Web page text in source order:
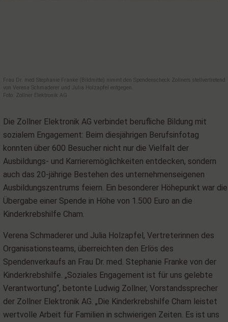
Frau Dr. med Stephanie Franke (Bildmitte) nimmt den Spendenscheck Zollners stellvertretend
von Verena Schmaderer und Julia Holzapfel entgegen.
Foto: Zollner Elektronik AG
Die Zollner Elektronik AG verbindet berufliche Bildung mit
sozialem Engagement: Beim diesjährigen Berufsinfotag
konnten über 600 Besucher nicht nur die Vielfalt der
Ausbildungs- und Karrieremöglichkeiten entdecken, sondern
auch das 20-jährige Bestehen des unternehmenseigenen
Ausbildungszentrums feiern. Ein besonderer Höhepunkt war die
Übergabe einer Spende in Höhe von 1.500 Euro an die
Kinderkrebshilfe Cham.
Verena Schmaderer und Julia Holzapfel, Vertreterinnen des
Organisationsteams, überreichten den Erlös des
Spendenverkaufs an Frau Dr. med. Stephanie Franke von der
Kinderkrebshilfe. „Soziales Engagement ist für uns gelebte
Verantwortung“, betonte Ludwig Zollner, Vorstandssprecher
der Zollner Elektronik AG. „Die Kinderkrebshilfe Cham leistet
wertvolle Arbeit für Familien in schwierigen Zeiten. Es ist uns